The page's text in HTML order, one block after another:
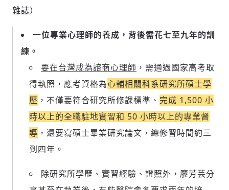
雜誌）
一位專業心理師的養成，背後需花七至九年的訓
練。
要在台灣成為諮商心理師 ，需通過國家高考取
得執照，應考資格為心輔相關科系研究所碩士學
歷 ，不僅要符合研究所修課標準、 完成 1,500 小
時以上的全職駐地實習和 50 小時以上的專業督
導 ，還要寫碩士畢業研究論文，總修習時間約三
到四年。
除研究所學歷、實習經驗、證照外，廖芳芸分